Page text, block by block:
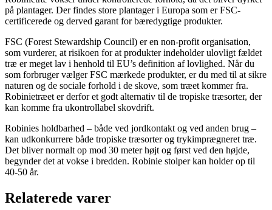
på plantager. Der findes store plantager i Europa som er FSC-
certificerede og derved garant for bæredygtige produkter.
FSC (Forest Stewardship Council) er en non-profit organisation,
som vurderer, at risikoen for at produkter indeholder ulovligt fældet
træ er meget lav i henhold til EU’s definition af lovlighed. Når du
som forbruger vælger FSC mærkede produkter, er du med til at sikre
naturen og de sociale forhold i de skove, som træet kommer fra.
Robinietræet er derfor et godt alternativ til de tropiske træsorter, der
kan komme fra ukontrollabel skovdrift.
Robinies holdbarhed – både ved jordkontakt og ved anden brug –
kan udkonkurrere både tropiske træsorter og trykimprægneret træ.
Det bliver normalt op mod 30 meter højt og først ved den højde,
begynder det at vokse i bredden. Robinie stolper kan holder op til
40-50 år.
Relaterede varer